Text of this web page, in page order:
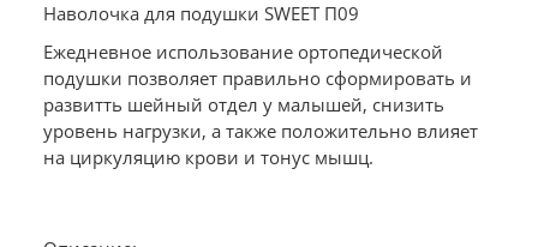
Наволочка для подушки SWEET П09
Ежедневное использование ортопедической
подушки позволяет правильно сформировать и
развитть шейный отдел у малышей, снизить
уровень нагрузки, а также положительно влияет
на циркуляцию крови и тонус мышц.